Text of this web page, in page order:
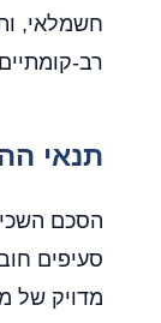
חשמלאי,
רב-
תנאי
הסכם
סעיפים
מדויק של